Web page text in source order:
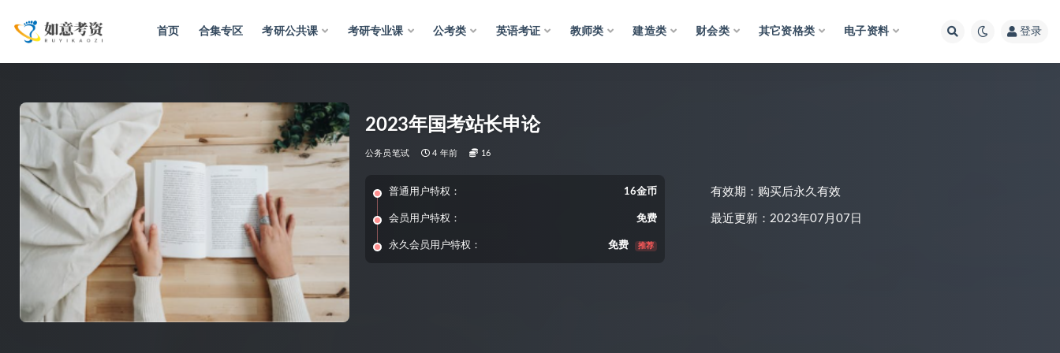
首页 合集专区 考研公共课 考研专业课 公考类 英语考证 教师类 建造类 财会类 其它资格类 电子资料 登录
2023年国考站长申论
公务员笔试 4 年前 16
普通用户特权： 16金币
会员用户特权： 免费
永久会员用户特权： 免费 推荐
有效期：购买后永久有效
最近更新：2023年07月07日